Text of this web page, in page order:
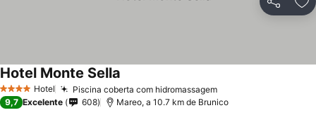
Partilhar
4 EstrelasHotel Piscina coberta com hidromassagemVer preços
Hotel Monte Sella
9,7 Excelente 608 Mareo, a 10.7 km de Brunico